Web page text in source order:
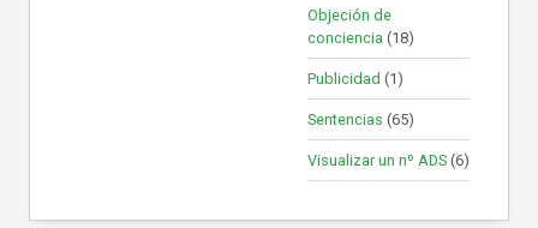
Objeción de
conciencia (18)
Publicidad (1)
Sentencias (65)
Visualizar un nº ADS (6)